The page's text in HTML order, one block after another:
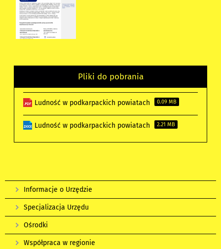
Pliki do pobrania
Ludność w podkarpackich powiatach 0.09 MB
Ludność w podkarpackich powiatach 2.21 MB
Informacje o Urzędzie
Specjalizacja Urzędu
Ośrodki
Współpraca w regionie